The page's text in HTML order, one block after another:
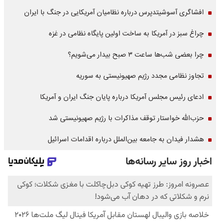
افشاگری آسوشیتدپرس درباره نظامیان آمریکایی در جنگ با ایران
چراغ سبز در آمریکا به ساخت اولین پایگاه نظامی در غزه
چرا بعضی شب‌ها ساعت ۳ صبح بیدار می‌شویم؟
تجاوز نظامی مجدد رژیم صهیونیستی به سوریه
ادعای رئیس مجلس آمریکا درباره پایان جنگ ایران و آمریکا
حزب‌الله خواستار توقف مذاکرات با رژیم صهیونیستی شد
هشدار فیدان به جامعه بین‌الملل درباره اقدامات اسرائیل